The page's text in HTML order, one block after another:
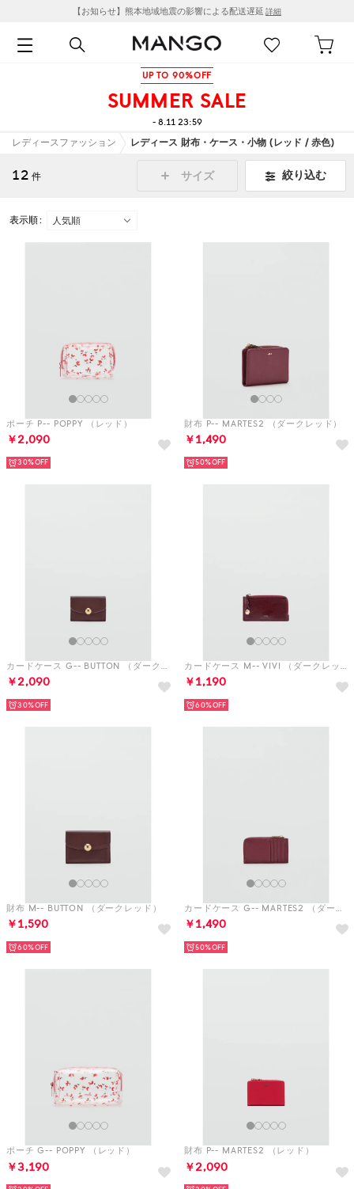
【お知らせ】熊本地域地震の影響による配送遅延 詳細
UP TO 90%OFF
SUMMER SALE
- 8.11 23:59
レディースファッション
レディース 財布・ケース・小物 (レッド / 赤色)
12 件 サイズ 絞り込む
表示順 :
ポーチ P-- POPPY （レッド）
￥2,090
30%
財布 P-- MARTES2 （ダークレッド）
￥1,490
50%
カードケース G-- BUTTON （ダークレッド）
￥2,090
30%
カードケース M-- VIVI （ダークレッド）
￥1,190
60%
財布 M-- BUTTON （ダークレッド）
￥1,590
60%
カードケース G-- MARTES2 （ダークレッド）
￥1,490
50%
ポーチ G-- POPPY （レッド）
￥3,190
財布 P-- MARTES2 （レッド）
￥2,090